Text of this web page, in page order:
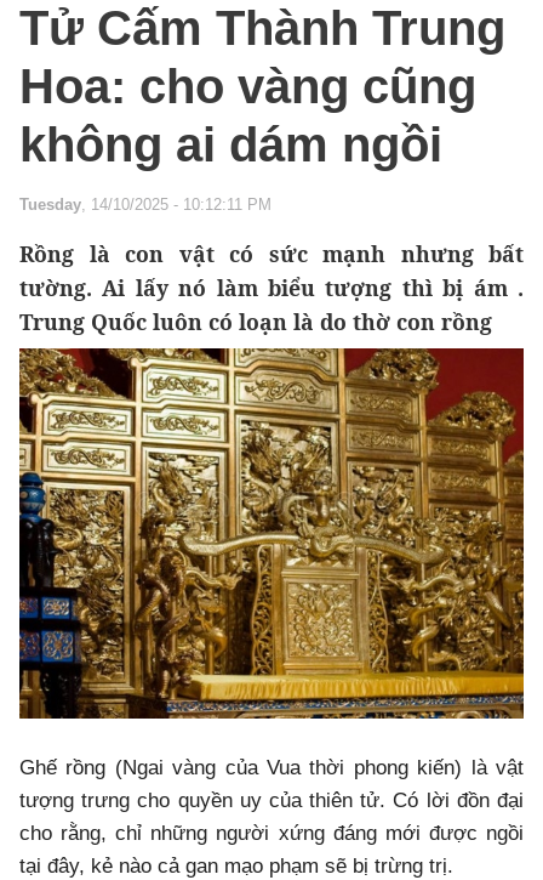
Tử Cấm Thành Trung
Hoa: cho vàng cũng
không ai dám ngồi
Tuesday, 14/10/2025 - 10:12:11 PM
Rồng là con vật có sức mạnh nhưng bất
tường. Ai lấy nó làm biểu tượng thì bị ám .
Trung Quốc luôn có loạn là do thờ con rồng
Ghế rồng (Ngai vàng của Vua thời phong kiến) là vật
tượng trưng cho quyền uy của thiên tử. Có lời đồn đại
cho rằng, chỉ những người xứng đáng mới được ngồi
tại đây, kẻ nào cả gan mạo phạm sẽ bị trừng trị.